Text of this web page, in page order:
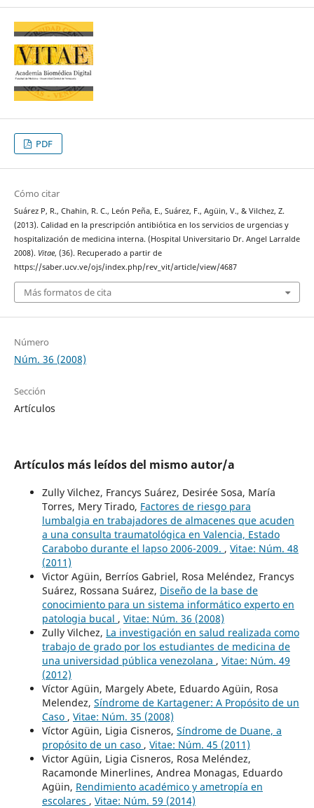
PDF
Cómo citar
Suárez P, R., Chahin, R. C., León Peña, E., Suárez, F., Agüin, V., & Vilchez, Z.
(2013). Calidad en la prescripción antibiótica en los servicios de urgencias y
hospitalización de medicina interna. (Hospital Universitario Dr. Angel Larralde
2008). Vitae, (36). Recuperado a partir de
https://saber.ucv.ve/ojs/index.php/rev_vit/article/view/4687
Más formatos de cita
Número
Núm. 36 (2008)
Sección
Artículos
Artículos más leídos del mismo autor/a
Zully Vilchez, Francys Suárez, Desirée Sosa, María
Torres, Mery Tirado, Factores de riesgo para
lumbalgia en trabajadores de almacenes que acuden
a una consulta traumatológica en Valencia, Estado
Carabobo durante el lapso 2006-2009. , Vitae: Núm. 48
(2011)
Victor Agüin, Berríos Gabriel, Rosa Meléndez, Francys
Suárez, Rossana Suárez, Diseño de la base de
conocimiento para un sistema informático experto en
patologia bucal , Vitae: Núm. 36 (2008)
Zully Vilchez, La investigación en salud realizada como
trabajo de grado por los estudiantes de medicina de
una universidad pública venezolana , Vitae: Núm. 49
(2012)
Víctor Agüin, Margely Abete, Eduardo Agüin, Rosa
Melendez, Síndrome de Kartagener: A Propósito de un
Caso , Vitae: Núm. 35 (2008)
Víctor Agüin, Ligia Cisneros, Síndrome de Duane, a
propósito de un caso , Vitae: Núm. 45 (2011)
Victor Agüin, Ligia Cisneros, Rosa Meléndez,
Racamonde Minerlines, Andrea Monagas, Eduardo
Agüin, Rendimiento académico y ametropía en
escolares , Vitae: Núm. 59 (2014)